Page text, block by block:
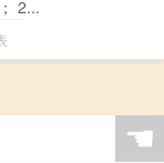
2...
☚